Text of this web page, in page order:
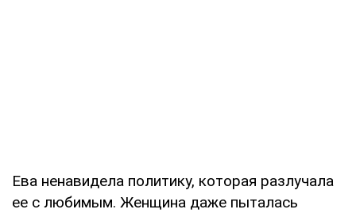
Ева ненавидела политику, которая разлучала
ее с любимым. Женщина даже пыталась